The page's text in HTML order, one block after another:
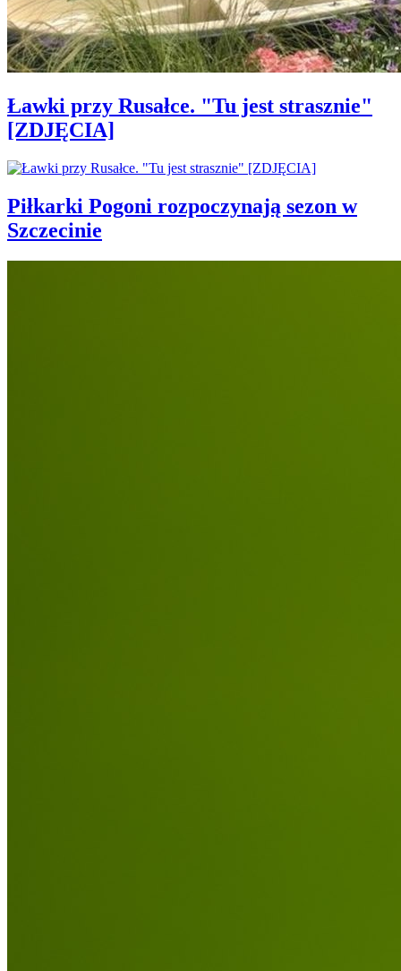
Ławki przy Rusałce. "Tu jest strasznie"
[ZDJĘCIA]
Piłkarki Pogoni rozpoczynają sezon w
Szczecinie